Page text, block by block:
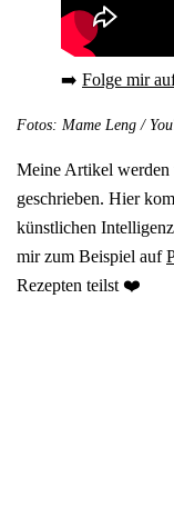
➡️ Folge mir
Fotos: Mame Leng /
Meine Artikel
geschrieben. Hier
künstlichen
mir zum Beispiel auf
Rezepten teilst ❤️